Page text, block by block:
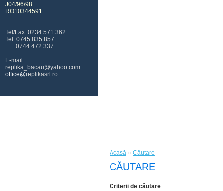
J04/96/98
RO10344591
Tel/Fax: 0234 571 362
Tel.:0745 835 857
0744 472 337
E-mail:
replika_bacau@yahoo.com
office@replikasrl.ro
Acasă » Căutare
CĂUTARE
Criterii de căutare